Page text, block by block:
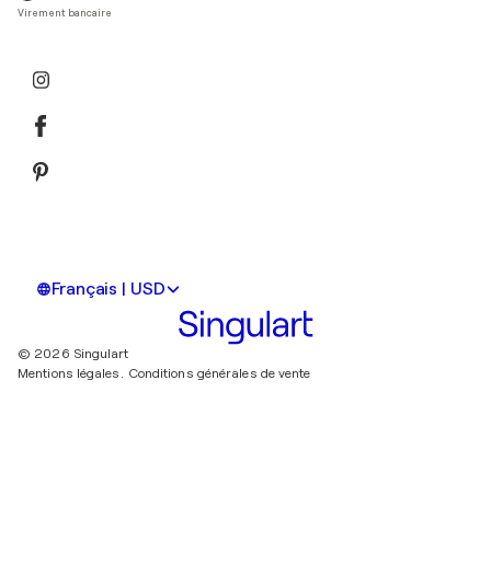
Virement bancaire
Français | USD
© 2026 Singulart
Mentions légales.
Conditions générales de vente